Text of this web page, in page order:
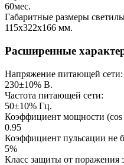
60мес.
Габаритные размеры
115х322х166 мм.
Расширенные
Напряжение питающей сети:
230±10% В.
Частота питающей сети:
50±10% Гц.
Коэффициент мощности (cos
0.95
Коэффициент пульсации не
5%
Класс защиты от поражения